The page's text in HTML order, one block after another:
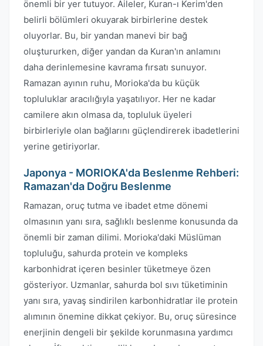
önemli bir yer tutuyor. Aileler, Kuran-ı Kerim'den
belirli bölümleri okuyarak birbirlerine destek
oluyorlar. Bu, bir yandan manevi bir bağ
oluştururken, diğer yandan da Kuran'ın anlamını
daha derinlemesine kavrama fırsatı sunuyor.
Ramazan ayının ruhu, Morioka'da bu küçük
topluluklar aracılığıyla yaşatılıyor. Her ne kadar
camilere akın olmasa da, topluluk üyeleri
birbirleriyle olan bağlarını güçlendirerek ibadetlerini
yerine getiriyorlar.
Japonya - MORIOKA'da Beslenme Rehberi:
Ramazan'da Doğru Beslenme
Ramazan, oruç tutma ve ibadet etme dönemi
olmasının yanı sıra, sağlıklı beslenme konusunda da
önemli bir zaman dilimi. Morioka'daki Müslüman
topluluğu, sahurda protein ve kompleks
karbonhidrat içeren besinler tüketmeye özen
gösteriyor. Uzmanlar, sahurda bol sıvı tüketiminin
yanı sıra, yavaş sindirilen karbonhidratlar ile protein
alımının önemine dikkat çekiyor. Bu, oruç süresince
enerjinin dengeli bir şekilde korunmasına yardımcı